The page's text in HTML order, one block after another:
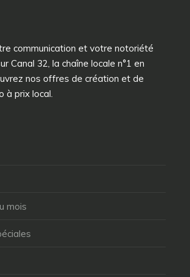
communication et votre notoriété
Canal 32, la chaîne locale n°1 en
nos offres de création et de
à prix local.
mois